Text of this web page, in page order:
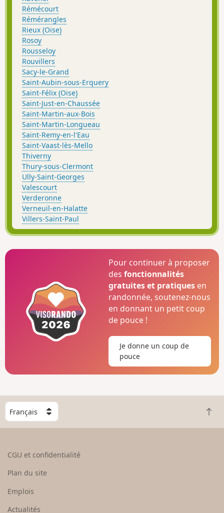
Rémécourt
Rémérangles
Rieux (Oise)
Rosoy
Rousseloy
Rouvillers
Sacy-le-Grand
Saint-Aubin-sous-Erquery
Saint-Félix (Oise)
Saint-Just-en-Chaussée
Saint-Martin-aux-Bois
Saint-Martin-Longueau
Saint-Remy-en-l'Eau
Saint-Vaast-lès-Mello
Thiverny
Thury-sous-Clermont
Ully-Saint-Georges
Valescourt
Verderonne
Verneuil-en-Halatte
Villers-Saint-Paul
Pour continuer à proposer
desfonctionnalités
gratuites et pratiques en
randonnée, soutenez-nous
en donnant un petit coup
de pouce !
Je donne un coup de
pouce
C
h
o
e
R
e
CGU et confidentialité
Plan du site
Emplois
Actualités